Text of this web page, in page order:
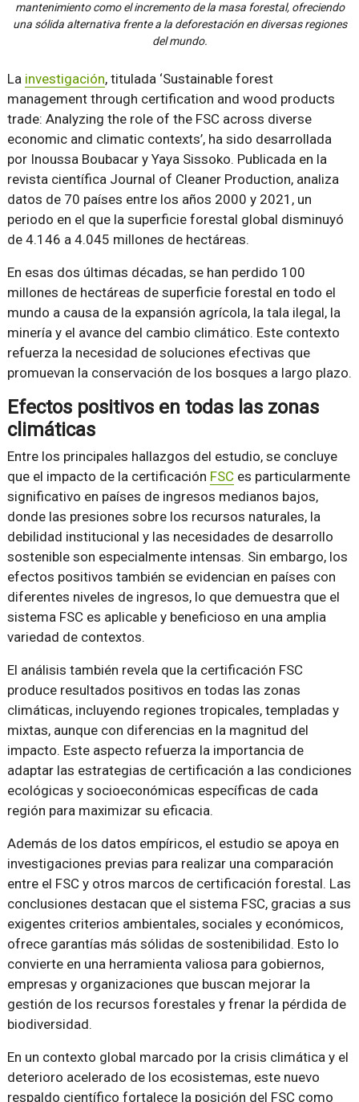
mantenimiento como el incremento de la masa forestal, ofreciendo
una sólida alternativa frente a la deforestación en diversas regiones
del mundo.
La investigación, titulada ‘Sustainable forest
management through certification and wood products
trade: Analyzing the role of the FSC across diverse
economic and climatic contexts’, ha sido desarrollada
por Inoussa Boubacar y Yaya Sissoko. Publicada en la
revista científica Journal of Cleaner Production, analiza
datos de 70 países entre los años 2000 y 2021, un
periodo en el que la superficie forestal global disminuyó
de 4.146 a 4.045 millones de hectáreas.
En esas dos últimas décadas, se han perdido 100
millones de hectáreas de superficie forestal en todo el
mundo a causa de la expansión agrícola, la tala ilegal, la
minería y el avance del cambio climático. Este contexto
refuerza la necesidad de soluciones efectivas que
promuevan la conservación de los bosques a largo plazo.
Efectos positivos en todas las zonas
climáticas
Entre los principales hallazgos del estudio, se concluye
que el impacto de la certificación FSCes particularmente
significativo en países de ingresos medianos bajos,
donde las presiones sobre los recursos naturales, la
debilidad institucional y las necesidades de desarrollo
sostenible son especialmente intensas. Sin embargo, los
efectos positivos también se evidencian en países con
diferentes niveles de ingresos, lo que demuestra que el
sistema FSC es aplicable y beneficioso en una amplia
variedad de contextos.
El análisis también revela que la certificación FSC
produce resultados positivos en todas las zonas
climáticas, incluyendo regiones tropicales, templadas y
mixtas, aunque con diferencias en la magnitud del
impacto. Este aspecto refuerza la importancia de
adaptar las estrategias de certificación a las condiciones
ecológicas y socioeconómicas específicas de cada
región para maximizar su eficacia.
Además de los datos empíricos, el estudio se apoya en
investigaciones previas para realizar una comparación
entre el FSC y otros marcos de certificación forestal. Las
conclusiones destacan que el sistema FSC, gracias a sus
exigentes criterios ambientales, sociales y económicos,
ofrece garantías más sólidas de sostenibilidad. Esto lo
convierte en una herramienta valiosa para gobiernos,
empresas y organizaciones que buscan mejorar la
gestión de los recursos forestales y frenar la pérdida de
biodiversidad.
En un contexto global marcado por la crisis climática y el
deterioro acelerado de los ecosistemas, este nuevo
respaldo científico fortalece la posición del FSC como